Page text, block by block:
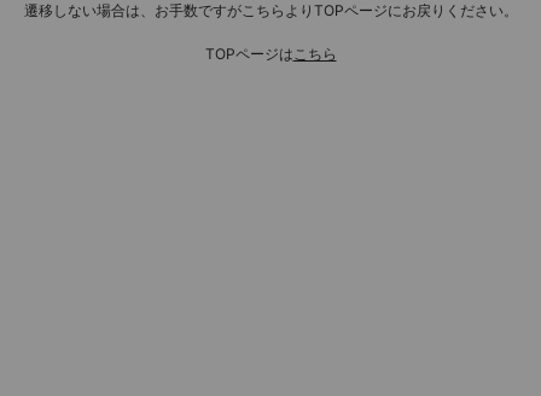
遷移しない場合は、お手数ですがこちらよりTOPページにお戻りください。
TOPページはこちら